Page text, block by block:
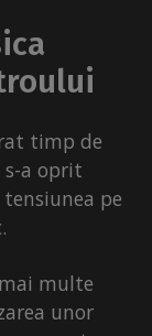
timp de
a oprit
pe
multe
unor